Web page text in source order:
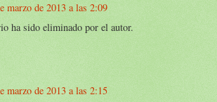
marzo de 2013 a las 2:09
ha sido eliminado por el autor.
marzo de 2013 a las 2:15